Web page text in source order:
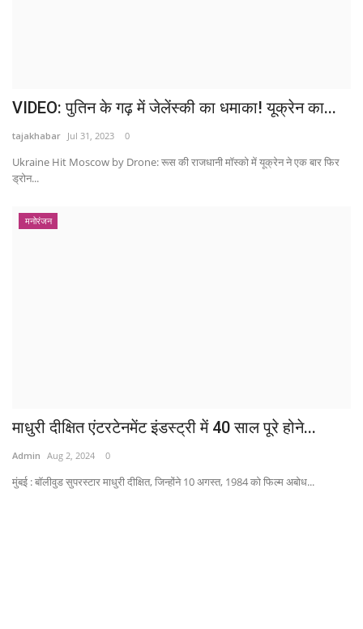
VIDEO: पुतिन के गढ़ में जेलेंस्की का धमाका! यूक्रेन का...
tajakhabar Jul 31, 2023 0
Ukraine Hit Moscow by Drone: रूस की राजधानी मॉस्को में यूक्रेन ने एक बार फिर
ड्रोन...
मनोरंजन
माधुरी दीक्षित एंटरटेनमेंट इंडस्ट्री में 40 साल पूरे होने...
Admin Aug 2, 2024 0
मुंबई : बॉलीवुड सुपरस्टार माधुरी दीक्षित, जिन्होंने 10 अगस्त, 1984 को फिल्म अबोध...